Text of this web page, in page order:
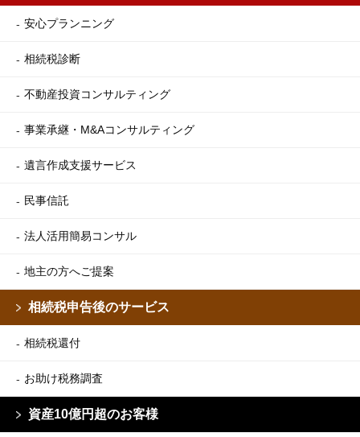
安心プランニング
相続税診断
不動産投資コンサルティング
事業承継・M&Aコンサルティング
遺言作成支援サービス
民事信託
法人活用簡易コンサル
地主の方へご提案
相続税申告後のサービス
相続税還付
お助け税務調査
資産10億円超のお客様